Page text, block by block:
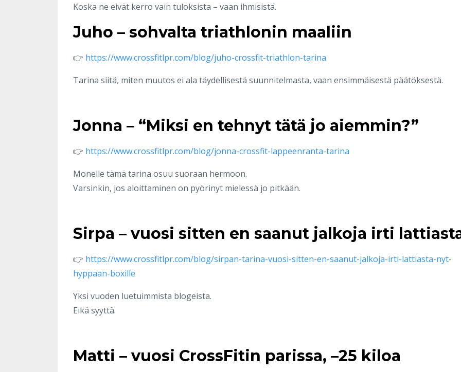
Koska ne eivät kerro vain tuloksista – vaan ihmisistä.
Juho – sohvalta triathlonin maaliin
👉 https://www.crossfitlpr.com/blog/juho-crossfit-triathlon-tarina
Tarina siitä, miten muutos ei ala täydellisestä suunnitelmasta, vaan ensimmäisestä päätöksestä.
Jonna – “Miksi en tehnyt tätä jo aiemmin?”
👉 https://www.crossfitlpr.com/blog/jonna-crossfit-lappeenranta-tarina
Monelle tämä tarina osuu suoraan hermoon.
Varsinkin, jos aloittaminen on pyörinyt mielessä jo pitkään.
Sirpa – vuosi sitten en saanut jalkoja irti
👉 https://www.crossfitlpr.com/blog/sirpan-tarina-vuosi-sitten-en-saanut-jalkoja-irti-lattiasta-nyt-
hyppaan-boxille
Yksi vuoden luetuimmista blogeista.
Eikä syyttä.
Matti – vuosi CrossFitin parissa, –25 kiloa